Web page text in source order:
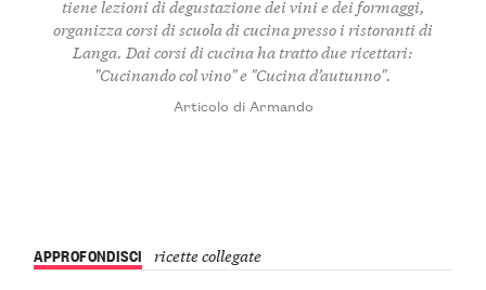
tiene lezioni di degustazione dei vini e dei formaggi,
organizza corsi di scuola di cucina presso i ristoranti di
Langa. Dai corsi di cucina ha tratto due ricettari:
"Cucinando col vino" e "Cucina d’autunno".
Articolo di Armando
APPROFONDISCI ricette collegate